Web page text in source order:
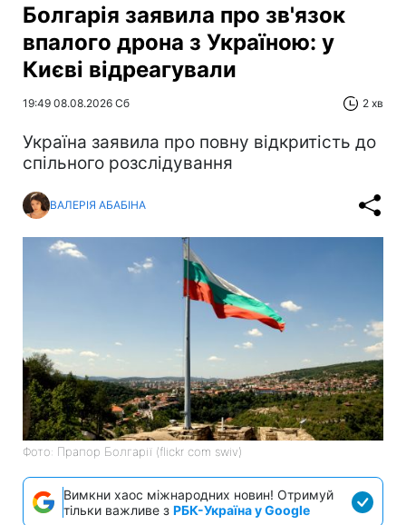
Болгарія заявила про зв'язок
впалого дрона з Україною: у
Києві відреагували
19:49 08.08.2026 Сб 2 хв
Україна заявила про повну відкритість до
спільного розслідування
ВАЛЕРІЯ АБАБІНА
Фото: Прапор Болгарії (flickr com swiv)
Вимкни хаос міжнародних новин! Отримуй
тільки важливе з РБК-Україна у Google